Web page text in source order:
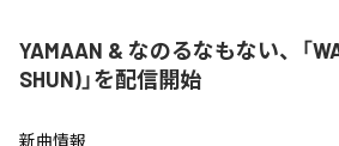
YAMAAN & なのるなもない、「
SHUN)」を配信開始
新曲情報